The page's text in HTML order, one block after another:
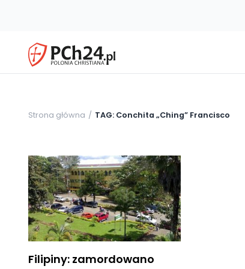
Strona główna TAG: Conchita „Ching” Francisco
Filipiny: zamordowano